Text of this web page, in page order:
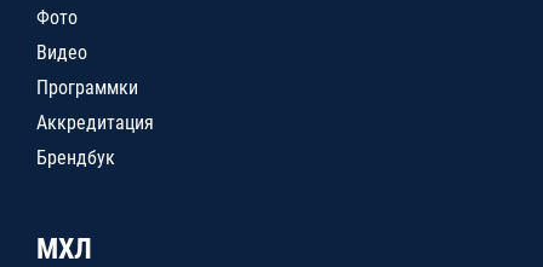
Фото
Видео
Программки
Аккредитация
Брендбук
МХЛ